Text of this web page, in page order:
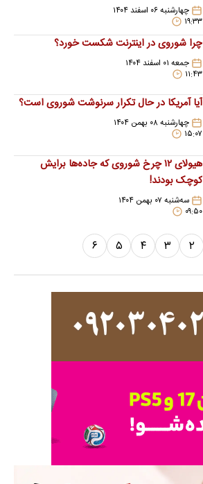
چهارشنبه ۰۶ اسفند ۱۴۰۴
۱۹:۳۳
چرا شوروی در اینترنت شکست خورد؟
جمعه ۰۱ اسفند ۱۴۰۴
۱۱:۴۳
آیا آمریکا در حال تکرار سرنوشت شوروی است؟
چهارشنبه ۰۸ بهمن ۱۴۰۴
۱۵:۰۷
هیولای ۱۲ چرخ شوروی که جاده‌ها برایش
کوچک بودند!
سه‌شنبه ۰۷ بهمن ۱۴۰۴
۰۹:۵۰
۲ ۳ ۴ ۵ ۶